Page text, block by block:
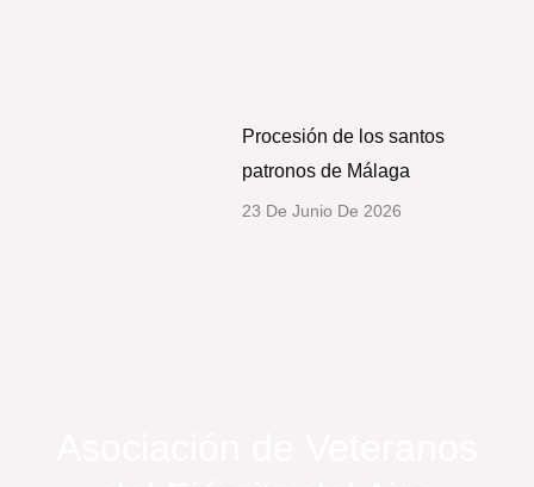
Procesión de los santos
patronos de Málaga
23 De Junio De 2026